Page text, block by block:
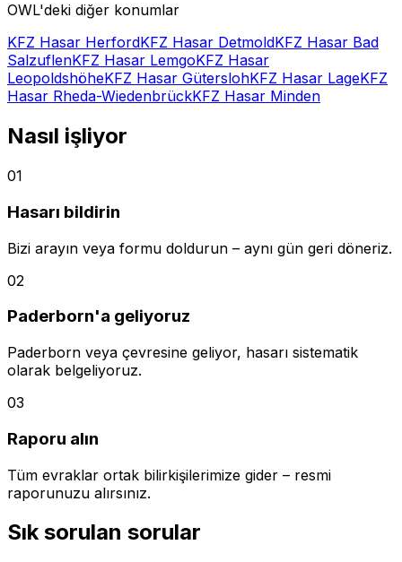
OWL'deki diğer konumlar
KFZ Hasar HerfordKFZ Hasar DetmoldKFZ Hasar Bad
SalzuflenKFZ Hasar LemgoKFZ Hasar
LeopoldshöheKFZ Hasar GüterslohKFZ Hasar LageKFZ
Hasar Rheda-WiedenbrückKFZ Hasar Minden
Nasıl işliyor
01
Hasarı bildirin
Bizi arayın veya formu doldurun – aynı gün geri döneriz.
02
Paderborn'a geliyoruz
Paderborn veya çevresine geliyor, hasarı sistematik
olarak belgeliyoruz.
03
Raporu alın
Tüm evraklar ortak bilirkişilerimize gider – resmi
raporunuzu alırsınız.
Sık sorulan sorular